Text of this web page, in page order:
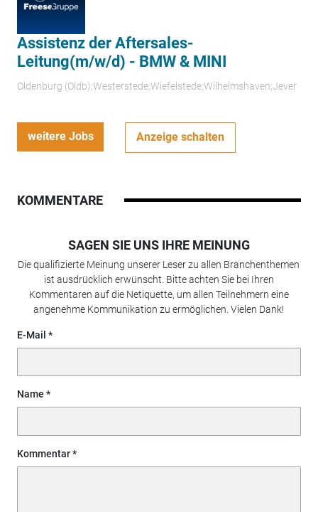
Assistenz der Aftersales-
Leitung(m/w/d) - BMW & MINI
Oldenburg (Oldb);Westerstede;Wiefelstede;Wilhelmshaven;Jever
weitere Jobs Anzeige schalten
KOMMENTARE
SAGEN SIE UNS IHRE MEINUNG
Die qualifizierte Meinung unserer Leser zu allen Branchenthemen
ist ausdrücklich erwünscht. Bitte achten Sie bei Ihren
Kommentaren auf die Netiquette, um allen Teilnehmern eine
angenehme Kommunikation zu ermöglichen. Vielen Dank!
E-Mail
Name
Kommentar